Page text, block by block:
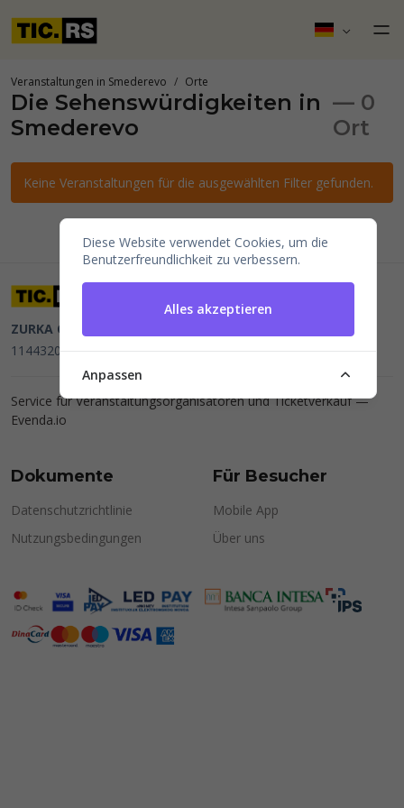
Veranstaltungen in Smederevo Orte
Die Sehenswürdigkeiten in
Smederevo
— 0
Ort
Keine Veranstaltungen für die ausgewählten Filter gefunden.
ZURKA CE BITI DOO
114432064, MB 22023195,mail@tic.rs, +381 63 173 3142
Service für Veranstaltungsorganisatoren und Ticketverkauf —
Evenda.io
Dokumente
Datenschutzrichtlinie
Nutzungsbedingungen
Für Besucher
Mobile App
Über uns
Diese Website verwendet Cookies, um die
Benutzerfreundlichkeit zu verbessern.
Alles akzeptieren
Anpassen